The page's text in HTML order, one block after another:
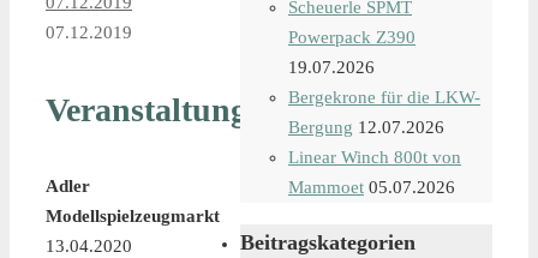
07.12.2019
Veranstaltungsdetails
Adler
Modellspielzeugmarkt
13.04.2020
Scheuerle SPMT
Powerpack Z390
19.07.2026
Bergekrone für die LKW-
Bergung 12.07.2026
Linear Winch 800t von
Mammoet 05.07.2026
Beitragskategorien